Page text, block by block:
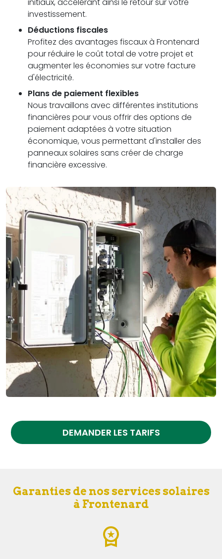
investissement.
Déductions fiscales
Profitez des avantages fiscaux à Frontenard
pour réduire le coût total de votre projet et
augmenter les économies sur votre facture
d'électricité.
Plans de paiement flexibles
Nous travaillons avec différentes institutions
financières pour vous offrir des options de
paiement adaptées à votre situation
économique, vous permettant d'installer des
panneaux solaires sans créer de charge
financière excessive.
DEMANDER LES TARIFS
Garanties de nos services solaires
à Frontenard